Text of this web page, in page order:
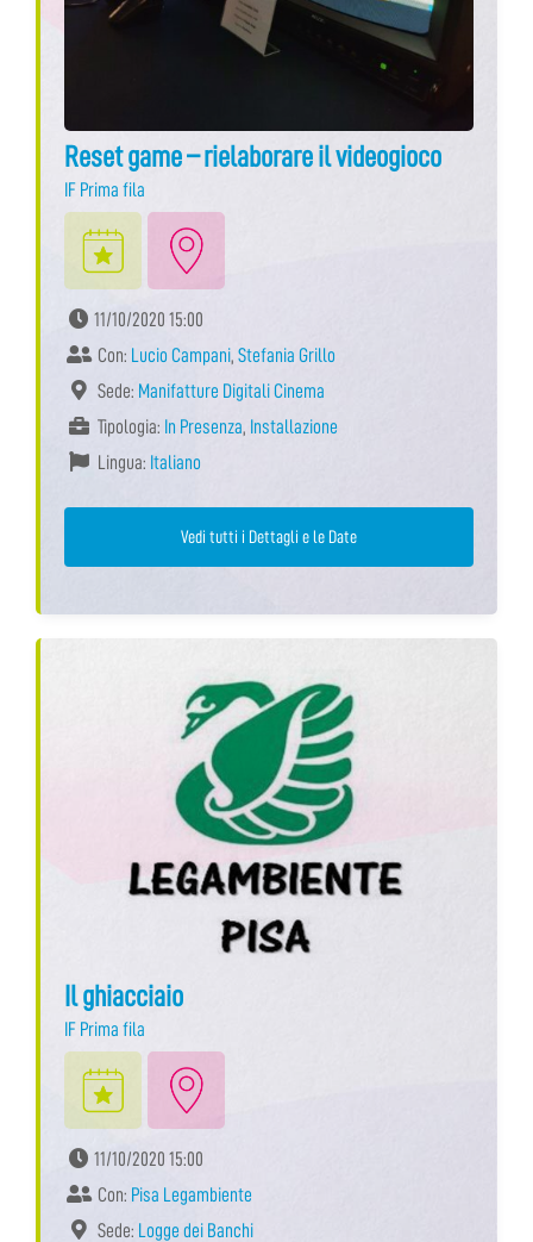
Reset game – rielaborare il videogioco
IF Prima fila
11/10/2020 15:00
Con: Lucio Campani, Stefania Grillo
Sede: Manifatture Digitali Cinema
Tipologia: In Presenza, Installazione
Lingua: Italiano
Vedi tutti i Dettagli e le Date
Il ghiacciaio
IF Prima fila
11/10/2020 15:00
Con: Pisa Legambiente
Sede: Logge dei Banchi